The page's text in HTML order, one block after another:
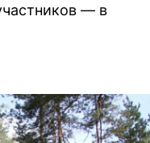
— в